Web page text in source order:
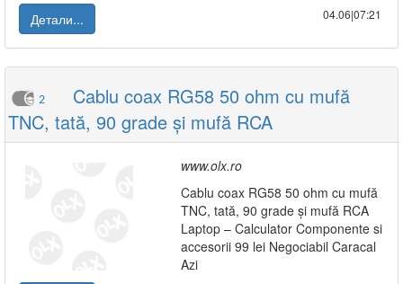
Детали...
04.06|07:21
2
Cablu coax RG58 50 ohm cu mufă
TNC, tată, 90 grade și mufă RCA
www.olx.ro
Cablu coax RG58 50 ohm cu mufă
TNC, tată, 90 grade și mufă RCA
Laptop – Calculator Componente si
accesorii 99 lei Negociabil Caracal
Azi